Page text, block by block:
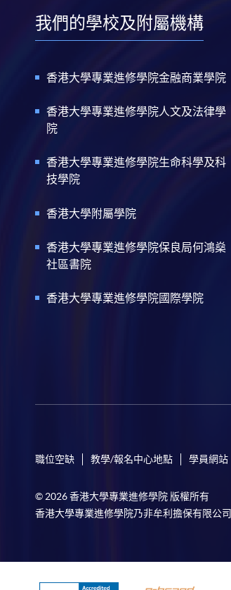
我們的學校及附屬機構
香港大學專業進修學院金融商業學院
香港大學專業進修學院人文及法律學
院
香港大學專業進修學院生命科學及科
技學院
香港大學附屬學院
香港大學專業進修學院保良局何鴻燊
社區書院
香港大學專業進修學院國際學院
職位空缺 教學/報名中心地點 學員網站
© 2026 香港大學專業進修學院 版權所有
香港大學專業進修學院乃非牟利擔保有限公司